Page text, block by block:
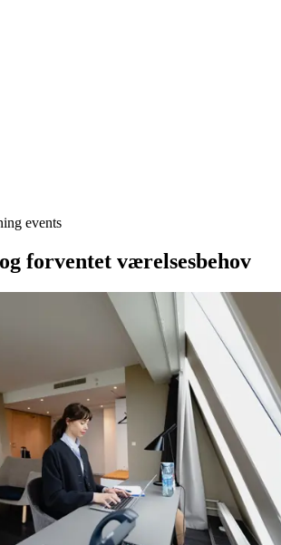
events
forventet værelsesbehov